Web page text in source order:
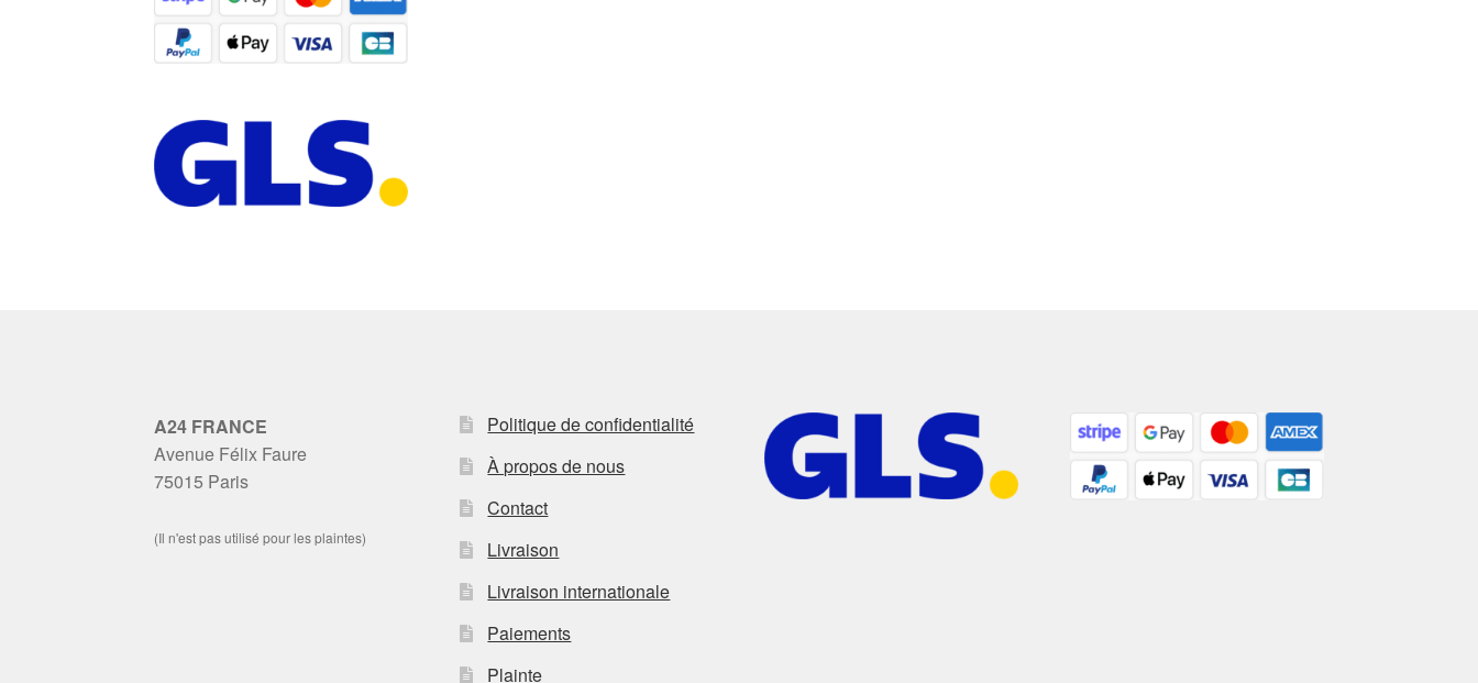
A24 FRANCE
Avenue Félix Faure
75015 Paris
(Il n'est pas utilisé pour les plaintes)
Politique de confidentialité
À propos de nous
Contact
Livraison
Livraison internationale
Paiements
Plainte